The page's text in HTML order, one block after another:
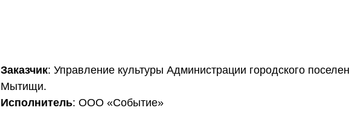
Заказчик: Управление культуры Администрации городского
Мытищи.
Исполнитель: ООО «Событие»